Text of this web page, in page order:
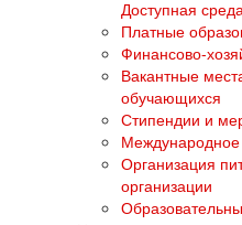
Доступная
Платные
Финансово-
Вакантные
обучающихся
Стипендии и
Международное
Организация
организации